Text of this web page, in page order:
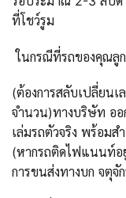
ที่โชว์รูม
ในกรณีที่รถของคุณลู
(ต้องการสลับเปลี่ยน
จำนวน)ทางบริษัท ออ
เล่มรถตัวจริง พร้อมส
(หากรถติดไฟแนนท์อ
การขนส่งทางบก จตุจั